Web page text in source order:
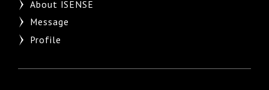
About ISENSE
Message
Profile